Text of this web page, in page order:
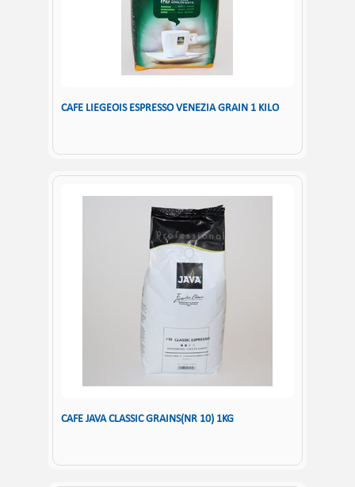
CAFE LIEGEOIS ESPRESSO VENEZIA GRAIN 1 KILO
CAFE JAVA CLASSIC GRAINS(NR 10) 1KG